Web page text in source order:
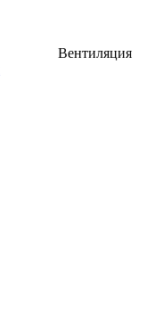
Вентиляция